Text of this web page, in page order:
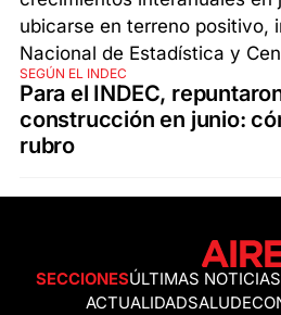
SEGÚN EL INDEC
Para el INDEC,
construcción en junio:
rubro
SECCIONESÚLTIMAS NOTICIAS
ACTUALIDADSALUD